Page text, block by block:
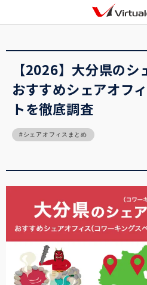
バーチャルオフィス1(Virtualoffice1)
覧 おすすめシェアオフィスの比較ポイントを徹
【2026】大分県の
おすすめシェアオフ
トを徹底調査
シェアオフィスまとめ